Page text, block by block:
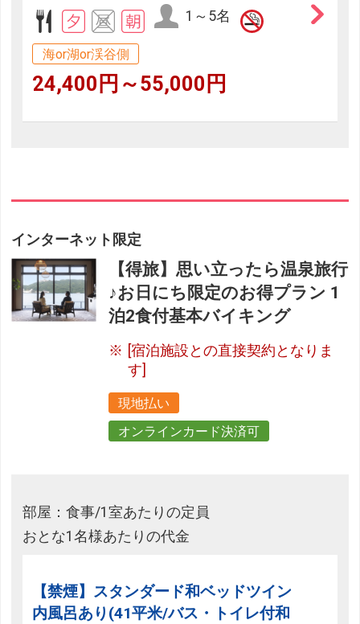
1～5名
海or湖or渓谷側
24,400円～55,000円
インターネット限定
【得旅】思い立ったら温泉旅行
♪お日にち限定のお得プラン 1
泊2食付基本バイキング
[宿泊施設との直接契約となりま
す]
現地払い
オンラインカード決済可
部屋：食事/1室あたりの定員
おとな1名様あたりの代金
【禁煙】スタンダード和ベッドツイン
内風呂あり(41平米/バス・トイレ付和